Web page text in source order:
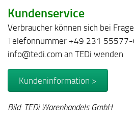
Kundenservice
Verbraucher können sich bei
Telefonnummer +49 231 55577-
info@tedi.com an TEDi wenden
Kundeninformation >
Bild: TEDi Warenhandels GmbH